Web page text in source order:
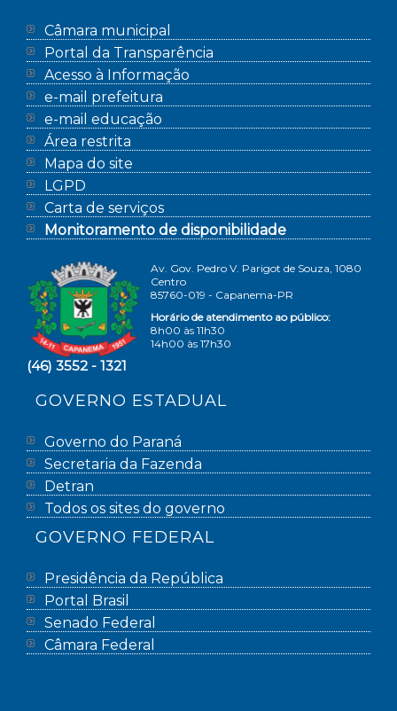
Câmara municipal
Portal da Transparência
Acesso à Informação
e-mail prefeitura
e-mail educação
Área restrita
Mapa do site
LGPD
Carta de serviços
Monitoramento de disponibilidade
Av. Gov. Pedro V. Parigot de Souza, 1080
Centro
85760-019 - Capanema-PR
Horário de atendimento ao público:
8h00 às 11h30
14h00 às 17h30
(46) 3552 - 1321
GOVERNO ESTADUAL
Governo do Paraná
Secretaria da Fazenda
Detran
Todos os sites do governo
GOVERNO FEDERAL
Presidência da República
Portal Brasil
Senado Federal
Câmara Federal